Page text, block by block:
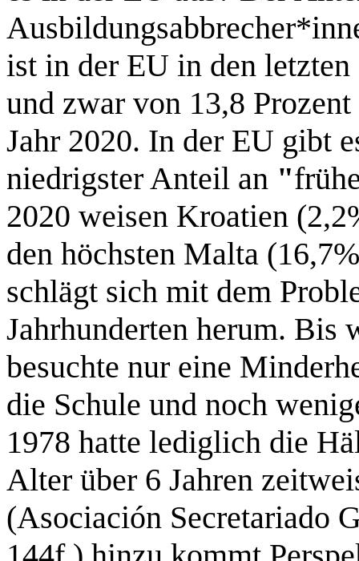
ist in der EU in den letzten
und zwar von 13,8
Jahr 2020. In der EU gibt
niedrigster Anteil an "
2020 weisen Kroatien
den höchsten Malta
schlägt sich mit dem
Jahrhunderten herum. Bis
besuchte nur eine
die Schule und noch
1978 hatte lediglich die
Alter über 6 Jahren
(Asociación Secretariado